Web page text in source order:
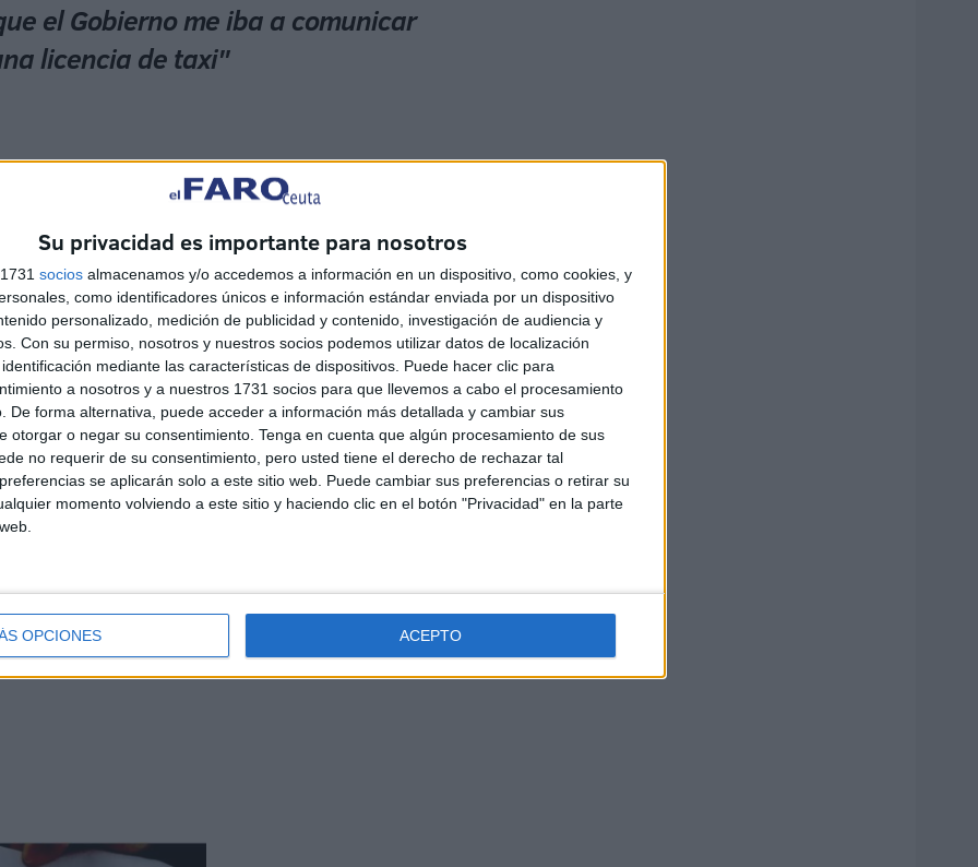
Su privacidad es importante para nosotros
socios almacenamos y/o accedemos a información en un dispositivo, como cookies, y
como identificadores únicos e información estándar enviada por un dispositivo
personalizado, medición de publicidad y contenido, investigación de audiencia y
Con su permiso, nosotros y nuestros socios podemos utilizar datos de localización
mediante las características de dispositivos. Puede hacer clic para
a nosotros y a nuestros 1731 socios para que llevemos a cabo el procesamiento
De forma alternativa, puede acceder a información más detallada y cambiar sus
otorgar o negar su consentimiento. Tenga en cuenta que algún procesamiento de sus
no requerir de su consentimiento, pero usted tiene el derecho de rechazar tal
se aplicarán solo a este sitio web. Puede cambiar sus preferencias o retirar su
momento volviendo a este sitio y haciendo clic en el botón "Privacidad" en la parte
OPCIONES ACEPTO
el Gobierno me iba a comunicar
licencia de taxi"
Allal pasó de la alegría a la decepción de un plumazo:
creer, yo pensaba que lo que el Gobierno me iba a
autoridades de su país, el vídeo de Chouftv.ma
un adiestramiento militar. De todos modos, el
excluido de cumplir con el servicio militar.
para elevar una solicitud de ayuda al Rey de
no puedo. Solo le pido que ayude a mi familia